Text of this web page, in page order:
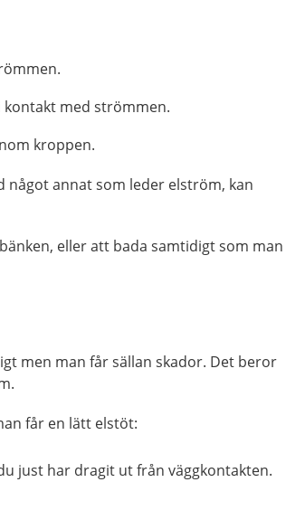
med strömmen.
kroppen.
annat som leder elström, kan
eller att bada samtidigt som man
men man får sällan skador. Det beror
får en lätt elstöt:
just har dragit ut från väggkontakten.